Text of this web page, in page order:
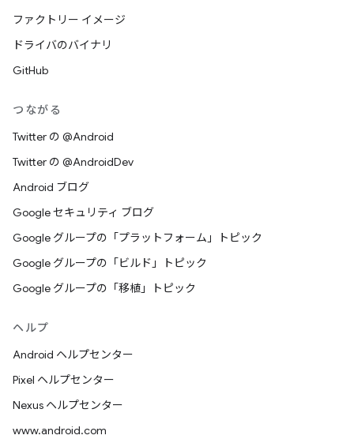
ファクトリー イメージ
ドライバのバイナリ
GitHub
つながる
Twitter の @Android
Twitter の @AndroidDev
Android ブログ
Google セキュリティ ブログ
Google グループの「プラットフォーム」トピック
Google グループの「ビルド」トピック
Google グループの「移植」トピック
ヘルプ
Android ヘルプセンター
Pixel ヘルプセンター
Nexus ヘルプセンター
www.android.com